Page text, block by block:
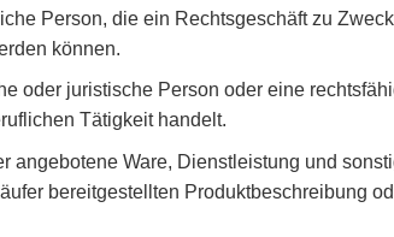
Person, die ein Rechtsgeschäft zu
können.
oder juristische Person oder eine
Tätigkeit handelt.
angebotene Ware, Dienstleistung und
bereitgestellten Produktbeschreibung